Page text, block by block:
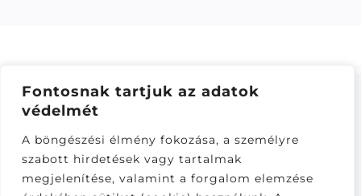
Fontosnak tartjuk az adatok
védelmét
A böngészési élmény fokozása, a személyre
szabott hirdetések vagy tartalmak
megjelenítése, valamint a forgalom elemzése
ELÁLLÁS
Látogatók: